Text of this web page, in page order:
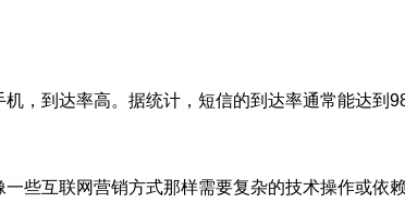
，到达率高。据统计，短信的到达率通常能达到
些互联网营销方式那样需要复杂的技术操作或依